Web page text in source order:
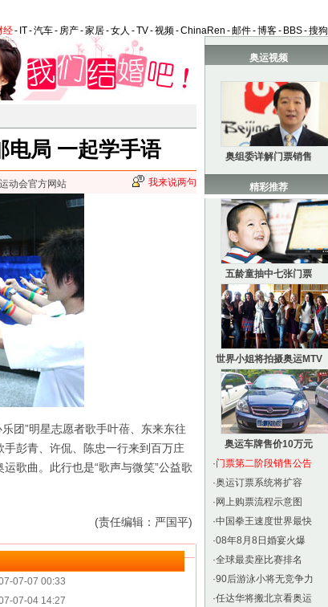
经- IT-汽车- 房产-家居-女人 -TV-视频-ChinaRen -邮件-博客- BBS-搜狗
电局 一起学手语
动会官方网站 我来说两句
”明星志愿者歌手叶蓓、东来东往
彭青、许侃、陈忠一行来到百万庄
歌曲。此行也是“歌声与微笑”公益歌
(责任编辑：严国平)
07-07 00:33
07-04 14:27
奥运视频
奥组委详解门票销售
精彩推荐
五龄童抽中七张门票
世界小姐将拍摄奥运MTV
奥运车牌售价10万元
·门票第二阶段销售公告
·奥运订票系统将扩容
· 网上购票流程示意图
·中国拳王速度世界最快
·08年8月8日婚宴火爆
·全球最卖座比赛排名
·90后游泳小将无竞争力
·任达华将搬北京看奥运